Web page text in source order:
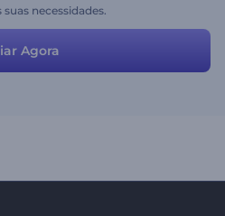
necessidades.
Agora